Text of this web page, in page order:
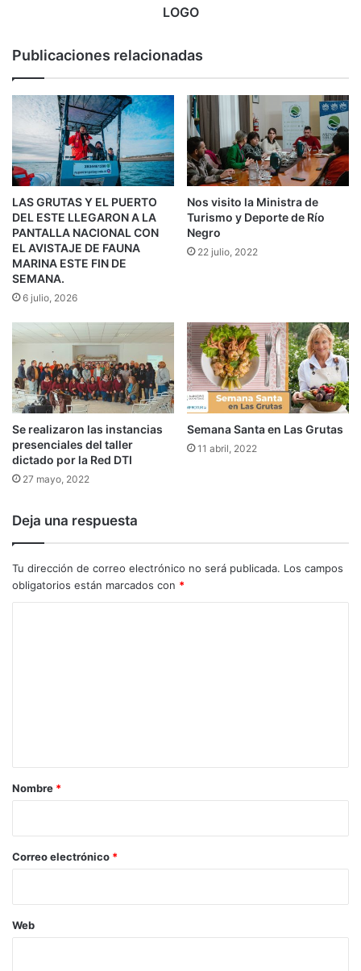
LOGO
Publicaciones relacionadas
LAS GRUTAS Y EL PUERTO
DEL ESTE LLEGARON A LA
PANTALLA NACIONAL CON
EL AVISTAJE DE FAUNA
MARINA ESTE FIN DE
SEMANA.
6 julio, 2026
Nos visito la Ministra de
Turismo y Deporte de Río
Negro
22 julio, 2022
Se realizaron las instancias
presenciales del taller
dictado por la Red DTI
27 mayo, 2022
Semana Santa en Las Grutas
11 abril, 2022
Deja una respuesta
Tu dirección de correo electrónico no será publicada. Los campos
obligatorios están marcados con *
r
*
Nombre *
Correo electrónico *
Web